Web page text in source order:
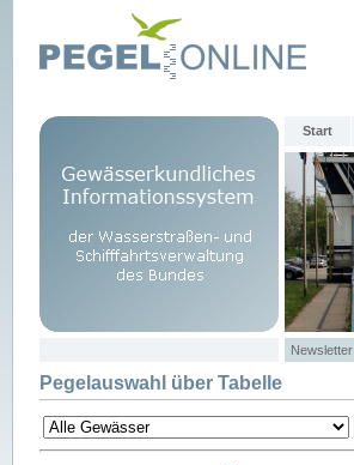
Start
Newsletter
Pegelauswahl über Tabelle